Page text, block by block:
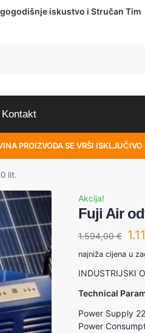
iskustvo i Stručan Tim
Kontakt
PROIZVODA SE VRŠI
lit.
Akcija!
Fuji Air
1.594,00€
najniža cijena u
INDUSTRIJSKI
Technical
Power Supply
Power